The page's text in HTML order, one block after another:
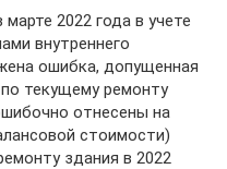
2022 года в учете
внутреннего
ошибка, допущенная
текущему ремонту
отнесены на
стоимости)
здания в 2022